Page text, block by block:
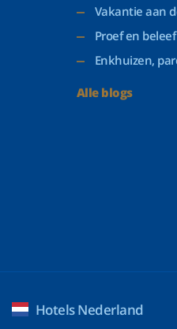
Vakantie aan
Proef en beleef
Enkhuizen,
Alle blogs
Hotels Nederland